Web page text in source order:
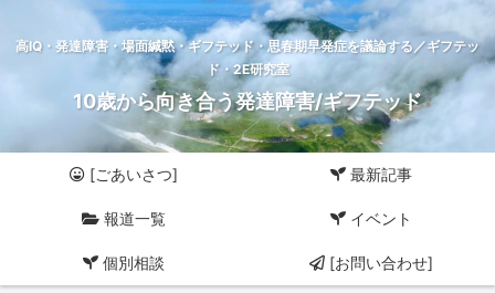
高IQ・発達障害・場面緘黙・ギフテッド・思春期早発症を議論する／ギフテッ
ド・2E研究室
10歳から向き合う発達障害/ギフテッド
[ごあいさつ] 最新記事
報道一覧 イベント
個別相談 [お問い合わせ]